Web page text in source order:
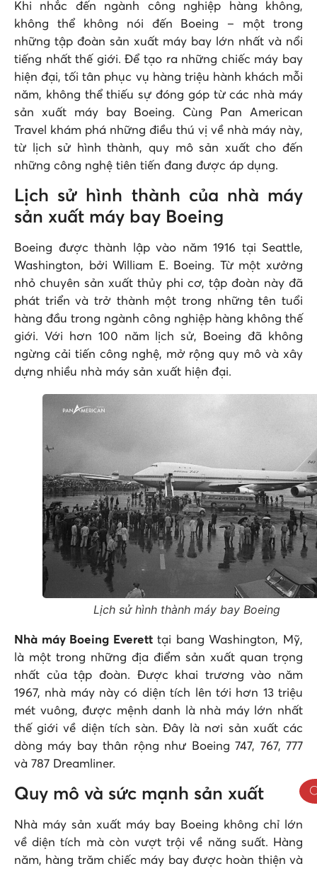
Khi nhắc đến ngành công nghiệp hàng không,
không thể không nói đến Boeing – một trong
những tập đoàn sản xuất máy bay lớn nhất và nổi
tiếng nhất thế giới. Để tạo ra những chiếc máy bay
hiện đại, tối tân phục vụ hàng triệu hành khách mỗi
năm, không thể thiếu sự đóng góp từ các nhà máy
sản xuất máy bay Boeing. Cùng Pan American
Travel khám phá những điều thú vị về nhà máy này,
từ lịch sử hình thành, quy mô sản xuất cho đến
những công nghệ tiên tiến đang được áp dụng.
Lịch sử hình thành của nhà máy
sản xuất máy bay Boeing
Boeing được thành lập vào năm 1916 tại Seattle,
Washington, bởi William E. Boeing. Từ một xưởng
nhỏ chuyên sản xuất thủy phi cơ, tập đoàn này đã
phát triển và trở thành một trong những tên tuổi
hàng đầu trong ngành công nghiệp hàng không thế
giới. Với hơn 100 năm lịch sử, Boeing đã không
ngừng cải tiến công nghệ, mở rộng quy mô và xây
dựng nhiều nhà máy sản xuất hiện đại.
Lịch sử hình thành máy bay Boeing
Nhà máy Boeing Everetttại bang Washington, Mỹ,
là một trong những địa điểm sản xuất quan trọng
nhất của tập đoàn. Được khai trương vào năm
1967, nhà máy này có diện tích lên tới hơn 13 triệu
mét vuông, được mệnh danh là nhà máy lớn nhất
thế giới về diện tích sàn. Đây là nơi sản xuất các
dòng máy bay thân rộng như Boeing 747, 767, 777
và 787 Dreamliner.
Quy mô và sức mạnh sản xuất
Nhà máy sản xuất máy bay Boeing không chỉ lớn
về diện tích mà còn vượt trội về năng suất. Hàng
năm, hàng trăm chiếc máy bay được hoàn thiện và